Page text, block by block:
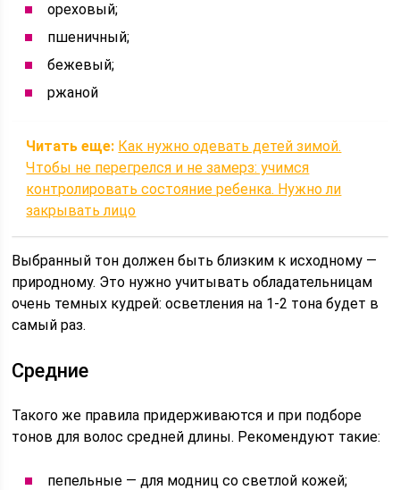
ореховый;
пшеничный;
бежевый;
ржаной
Читать еще: Как нужно одевать детей зимой.
Чтобы не перегрелся и не замерз: учимся
контролировать состояние ребенка. Нужно ли
закрывать лицо
Выбранный тон должен быть близким к исходному —
природному. Это нужно учитывать обладательницам
очень темных кудрей: осветления на 1-2 тона будет в
самый раз.
Средние
Такого же правила придерживаются и при подборе
тонов для волос средней длины. Рекомендуют такие:
пепельные — для модниц со светлой кожей;